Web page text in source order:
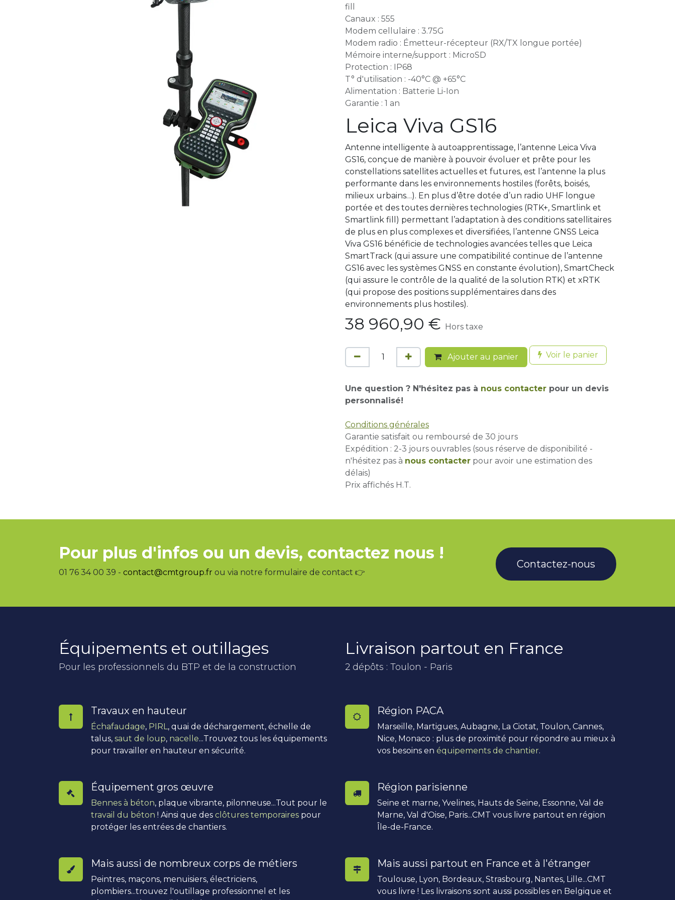
fill
Canaux : 555
Modem cellulaire : 3.75G
Modem radio : Émetteur-récepteur (RX/TX longue portée)
Mémoire interne/support : MicroSD
Protection : IP68
T° d'utilisation : -40°C @ +65°C
Alimentation : Batterie Li-Ion
Garantie : 1 an
Leica Viva GS16
Antenne intelligente à autoapprentissage, l’antenne Leica Viva
GS16, conçue de manière à pouvoir évoluer et prête pour les
constellations satellites actuelles et futures, est l’antenne la plus
performante dans les environnements hostiles (forêts, boisés,
milieux urbains…). En plus d’être dotée d’un radio UHF longue
portée et des toutes dernières technologies (RTK+, Smartlink et
Smartlink fill) permettant l’adaptation à des conditions satellitaires
de plus en plus complexes et diversifiées, l’antenne GNSS Leica
Viva GS16 bénéficie de technologies avancées telles que Leica
SmartTrack (qui assure une compatibilité continue de l’antenne
GS16 avec les systèmes GNSS en constante évolution), SmartCheck
(qui assure le contrôle de la qualité de la solution RTK) et xRTK
(qui propose des positions supplémentaires dans des
environnements plus hostiles).
38 960,90 € Hors taxe
Ajouter au panier Voir le panier
Une question ? N'hésitez pas à nous contacter pour un devis
personnalisé!
Conditions générales
Garantie satisfait ou remboursé de 30 jours
Expédition : 2-3 jours ouvrables (sous réserve de disponibilité -
n'hésitez pas à nous contacter pour avoir une estimation des
délais)
Prix affichés H.T.
Pour plus d'infos ou un devis, contactez nous !
01 76 34 00 39 - contact@cmtgroup.fr ou via notre formulaire de contact 👉
Contactez-nous
Équipements et outillages
Pour les professionnels du BTP et de la construction
Travaux en hauteur
Échafaudage, PIRL, quai de déchargement, échelle de
talus, saut de loup, nacelle...Trouvez tous les équipements
pour travailler en hauteur en sécurité.
Équipement gros œuvre
Bennes à béton, plaque vibrante, pilonneuse...Tout pour le
travail du béton ! Ainsi que des clôtures temporaires pour
protéger les entrées de chantiers.
Mais aussi de nombreux corps de métiers
Peintres, maçons, menuisiers, électriciens,
plombiers...trouvez l'outillage professionnel et les
Livraison partout en France
2 dépôts : Toulon - Paris
Région PACA
Marseille, Martigues, Aubagne, La Ciotat, Toulon, Cannes,
Nice, Monaco : plus de proximité pour répondre au mieux à
vos besoins en équipements de chantier.
Région parisienne
Seine et marne, Yvelines, Hauts de Seine, Essonne, Val de
Marne, Val d'Oise, Paris...CMT vous livre partout en région
Île-de-France.
Mais aussi partout en France et à l'étranger
Toulouse, Lyon, Bordeaux, Strasbourg, Nantes, Lille...CMT
vous livre ! Les livraisons sont aussi possibles en Belgique et